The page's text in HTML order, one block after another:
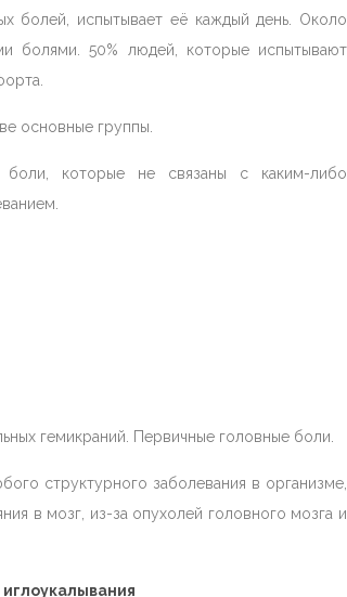
болей, испытывает её каждый день. Около
болями. 50% людей, которые испытывают
основные группы.
боли, которые не связаны с каким-либо
гемикраний. Первичные головные боли.
структурного заболевания в организме,
в мозг, из-за опухолей головного мозга и